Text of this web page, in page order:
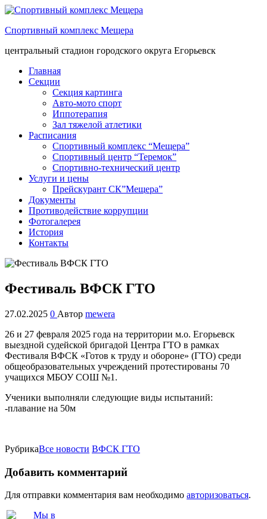
Спортивный комплекс Мещера
центральный стадион городского округа Егорьевск
Главная
Секции
Секция картинга
Авто-мото спорт
Иппотерапия
Зал тяжелой атлетики
Расписания
Спортивный комплекс “Мещера”
Спортивный центр “Теремок”
Спортивно-технический центр
Услуги и цены
Прейскурант СК”Мещера”
Документы
Противодействие коррупции
Фотогалерея
История
Контакты
Фестиваль ВФСК ГТО
27.02.2025 0 Автор mewera
26 и 27 февраля 2025 года на территории м.о. Егорьевск
выездной судейской бригадой Центра ГТО в рамках
Фестиваля ВФСК «Готов к труду и обороне» (ГТО) среди
общеобразовательных учреждений протестированы 70
учащихся МБОУ СОШ №1.
Ученики выполняли следующие виды испытаний:
-плавание на 50м
РубрикаВсе новости ВФСК ГТО
Добавить комментарий
Для отправки комментария вам необходимо авторизоваться.